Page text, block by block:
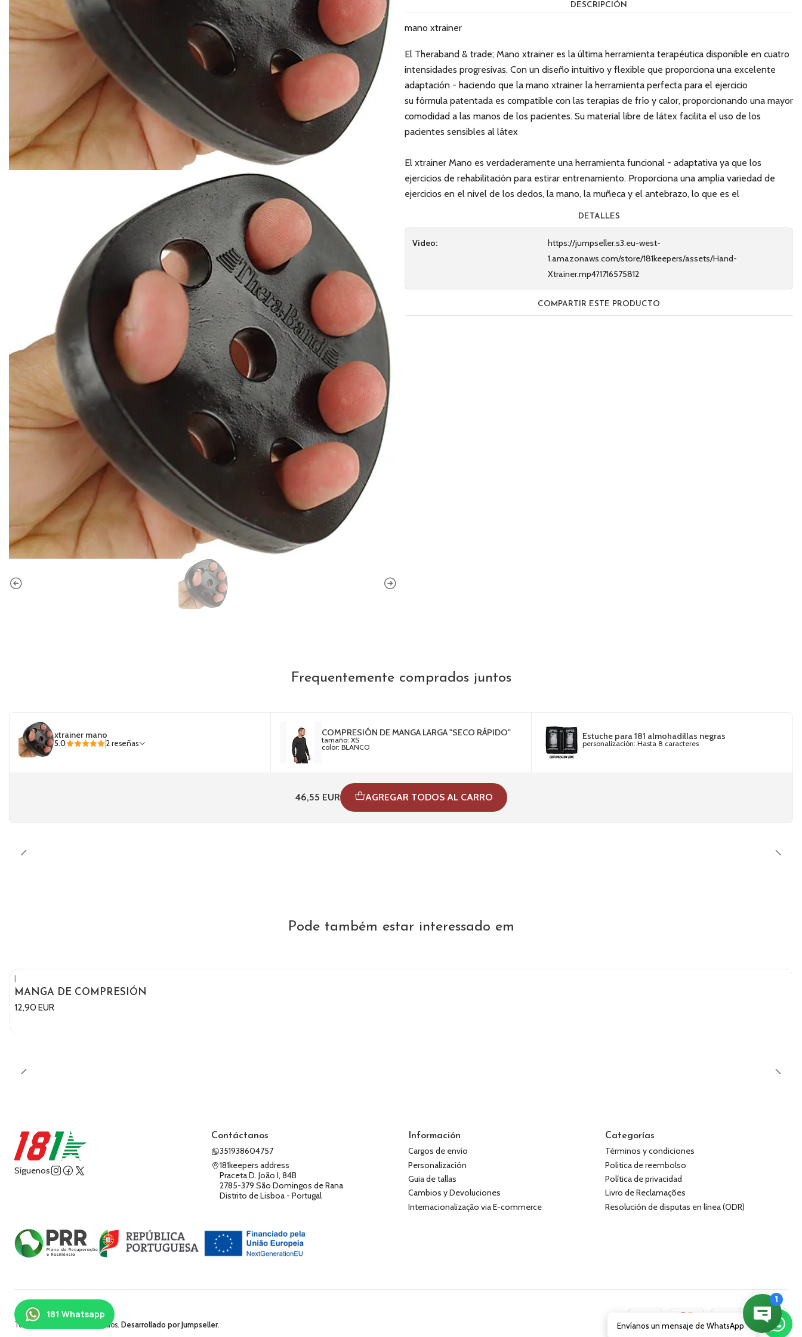
DESCRIPCIÓN
mano xtrainer
El Theraband & trade; Mano xtrainer es la última herramienta terapéutica disponible en cuatro
intensidades progresivas. Con un diseño intuitivo y flexible que proporciona una excelente
adaptación - haciendo que la mano xtrainer la herramienta perfecta para el ejercicio
su fórmula patentada es compatible con las terapias de frío y calor, proporcionando una mayor
comodidad a las manos de los pacientes. Su material libre de látex facilita el uso de los
pacientes sensibles al látex
El xtrainer Mano es verdaderamente una herramienta funcional - adaptativa ya que los
ejercicios de rehabilitación para estirar entrenamiento. Proporciona una amplia variedad de
ejercicios en el nivel de los dedos, la mano, la muñeca y el antebrazo, lo que es el
DETALLES
Video:
https://jumpseller.s3.eu-west-
1.amazonaws.com/store/181keepers/assets/Hand-
Xtrainer.mp4?1716575812
COMPARTIR ESTE PRODUCTO
Frequentemente comprados juntos
xtrainer mano
5.0 2 reseñas
COMPRESIÓN DE MANGA LARGA "SECO RÁPIDO"
tamaño: XS
color: BLANCO
Estuche para 181 almohadillas negras
personalización: Hasta 8 caracteres
46,55 EUR AGREGAR TODOS AL CARRO
Pode também estar interessado em
|
MANGA DE COMPRESIÓN
12,90 EUR
Síguenos
Contáctanos
351938604757
181keepers address
Praceta D. João I, 84B
2785-379 São Domingos de Rana
Distrito de Lisboa - Portugal
Información
Cargos de envío
Personalización
Guia de tallas
Cambios y Devoluciones
Internacionalização via E-commerce
Categorías
Términos y condiciones
Politica de reembolso
Política de privacidad
Livro de Reclamações
Resolución de disputas en línea (ODR)
2026 181keepers.
Todos los derechos reservados. Desarrollado por Jumpseller. Envíanos un mensaje de WhatsApp